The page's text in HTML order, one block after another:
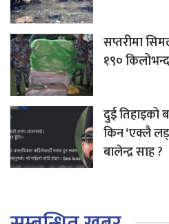
सप्तरीमा
१९०
दुई तिहाइको
किन ‘एक्लै
बालेन्द्र साह ?